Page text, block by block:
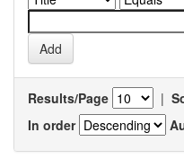
Results/Page |
In order